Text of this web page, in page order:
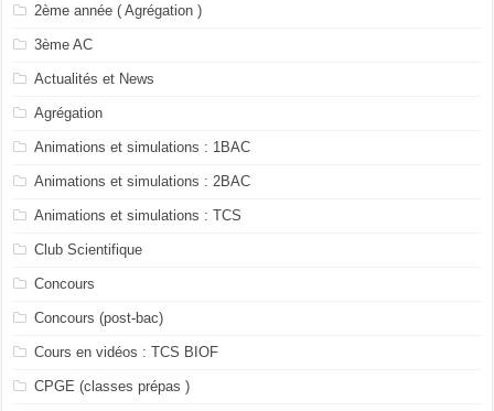
2ème année ( Agrégation )
3ème AC
Actualités et News
Agrégation
Animations et simulations : 1BAC
Animations et simulations : 2BAC
Animations et simulations : TCS
Club Scientifique
Concours
Concours (post-bac)
Cours en vidéos : TCS BIOF
CPGE (classes prépas )